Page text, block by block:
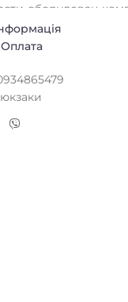
оборудован